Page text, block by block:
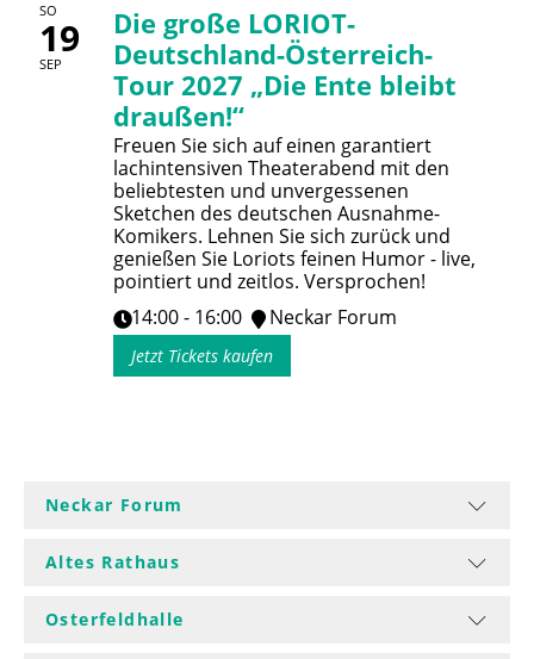
SO
19
SEP
Die große LORIOT-
Deutschland-Österreich-
Tour 2027 „Die Ente bleibt
draußen!“
Freuen Sie sich auf einen garantiert
lachintensiven Theaterabend mit den
beliebtesten und unvergessenen
Sketchen des deutschen Ausnahme-
Komikers. Lehnen Sie sich zurück und
genießen Sie Loriots feinen Humor - live,
pointiert und zeitlos. Versprochen!
14:00 - 16:00
Neckar Forum
Jetzt Tickets kaufen
Neckar Forum
Altes Rathaus
Osterfeldhalle